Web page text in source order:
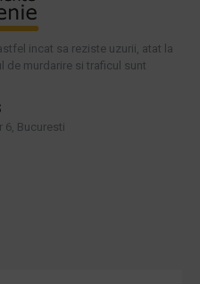
incat sa reziste uzurii, atat la
de murdarire si traficul sunt
6, Bucuresti